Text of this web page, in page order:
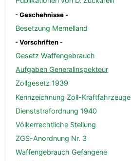
- Geschehnisse -
Besetzung Memelland
- Vorschriften -
Gesetz Waffengebrauch
Aufgaben Generalinspekteur
Zollgesetz 1939
Kennzeichnung Zoll-Kraftfahrzeuge
Dienststrafordnung 1940
Völkerrechtliche Stellung
ZGS-Anordnung Nr. 3
Waffengebrauch Gefangene